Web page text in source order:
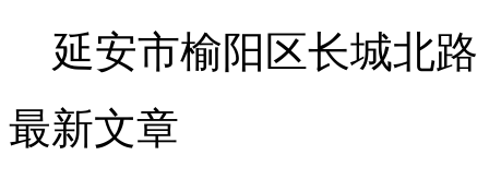
延安市榆阳区长城北路
最新文章